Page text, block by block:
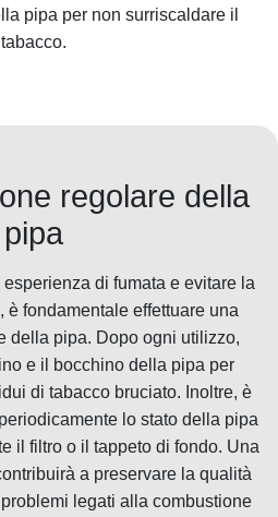
pipa per non surriscaldare il
tabacco.
regolare della
pipa
di fumata e evitare la
è fondamentale effettuare una
della pipa. Dopo ogni utilizzo,
e il bocchino della pipa per
di tabacco bruciato. Inoltre, è
lo stato della pipa
il filtro o il tappeto di fondo. Una
a preservare la qualità
legati alla combustione